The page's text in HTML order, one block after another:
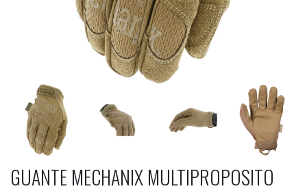
GUANTE MECHANIX MULTIPROPOSITO